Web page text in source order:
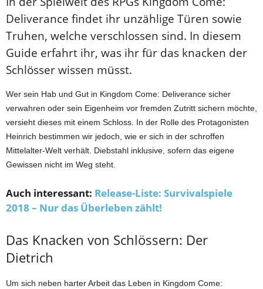
Deliverance findet ihr unzählige Türen sowie
Truhen, welche verschlossen sind. In diesem
Guide erfahrt ihr, was ihr für das knacken der
Schlösser wissen müsst.
Wer sein Hab und Gut in Kingdom Come: Deliverance sicher
verwahren oder sein Eigenheim vor fremden Zutritt sichern möchte,
versieht dieses mit einem Schloss. In der Rolle des Protagonisten
Heinrich bestimmen wir jedoch, wie er sich in der schroffen
Mittelalter-Welt verhält. Diebstahl inklusive, sofern das eigene
Gewissen nicht im Weg steht.
Auch interessant: Release-Liste: Survivalspiele
2018 – Nur das Überleben zählt!
Das Knacken von Schlössern: Der
Dietrich
Um sich neben harter Arbeit das Leben in Kingdom Come: